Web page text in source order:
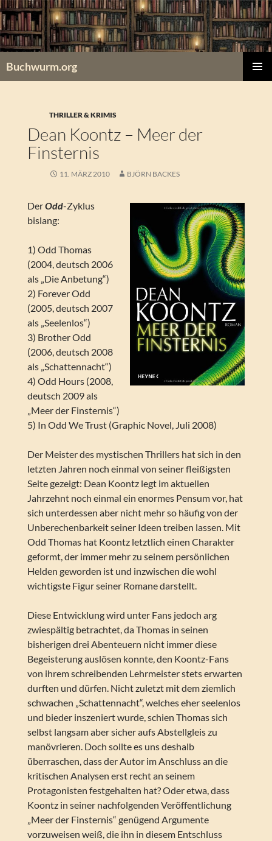
Zum
Inhalt
springen
Buchwurm.org
THRILLER & KRIMIS
Dean Koontz – Meer der
Finsternis
11. MÄRZ 2010 BJÖRN BACKES
DerOdd-Zyklus
bislang:
1) Odd Thomas
(2004, deutsch 2006
als „Die Anbetung“)
2) Forever Odd
(2005, deutsch 2007
als „Seelenlos“)
3) Brother Odd
(2006, deutsch 2008
als „Schattennacht“)
4) Odd Hours (2008,
deutsch 2009 als
„Meer der Finsternis“)
5) In Odd We Trust (Graphic Novel, Juli 2008)
Der Meister des mystischen Thrillers hat sich in den
letzten Jahren noch einmal von seiner fleißigsten
Seite gezeigt: Dean Koontz legt im aktuellen
Jahrzehnt noch einmal ein enormes Pensum vor, hat
sich unterdessen aber nicht mehr so häufig von der
Unberechenbarkeit seiner Ideen treiben lassen. Mit
Odd Thomas hat Koontz letztlich einen Charakter
geformt, der immer mehr zu seinem persönlichen
Helden geworden ist und inzwischen die wohl
wichtigste Figur seiner Romane darstellt.
Diese Entwicklung wird unter Fans jedoch arg
zwiespältig betrachtet, da Thomas in seinen
bisherigen drei Abenteuern nicht immer diese
Begeisterung auslösen konnte, den Koontz-Fans
von ihrem schreibenden Lehrmeister stets erwarten
durften und dürfen. Nicht zuletzt mit dem ziemlich
schwachen „Schattennacht“, welches eher seelenlos
und bieder inszeniert wurde, schien Thomas sich
selbst langsam aber sicher aufs Abstellgleis zu
manövrieren. Doch sollte es uns deshalb
überraschen, dass der Autor im Anschluss an die
kritischen Analysen erst recht an seinem
Protagonisten festgehalten hat? Oder etwa, dass
Koontz in seiner nachfolgenden Veröffentlichung
„Meer der Finsternis“ genügend Argumente
vorzuweisen weiß, die ihn in diesem Entschluss